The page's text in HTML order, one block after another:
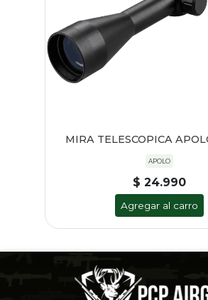
MIRA TELESCOPICA
APOLO
$ 24.990
Agregar al carro